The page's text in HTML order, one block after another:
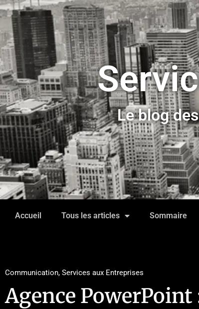
Le blog
Accueil Tous les articles Sommaire
Communication, Services aux Entreprises
Agence PowerPoint